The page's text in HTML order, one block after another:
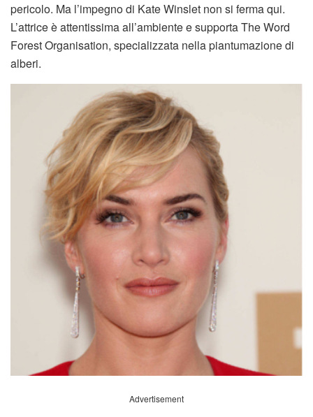
pericolo. Ma l’impegno di Kate Winslet non si ferma qui.
L’attrice è attentissima all’ambiente e supporta The Word
Forest Organisation, specializzata nella piantumazione di
alberi.
Advertisement